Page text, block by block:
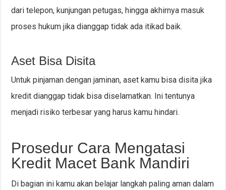
dari telepon, kunjungan petugas, hingga akhirnya masuk
proses hukum jika dianggap tidak ada itikad baik.
Aset Bisa Disita
Untuk pinjaman dengan jaminan, aset kamu bisa disita jika
kredit dianggap tidak bisa diselamatkan. Ini tentunya
menjadi risiko terbesar yang harus kamu hindari.
Prosedur Cara Mengatasi
Kredit Macet Bank Mandiri
Di bagian ini kamu akan belajar langkah paling aman dalam